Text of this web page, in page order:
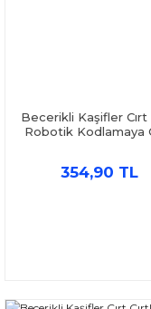
Becerikli Kaşifler Cırt
Robotik Kodlamaya
Kitap
354,90 TL